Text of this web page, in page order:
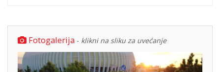
Fotogalerija - klikni na sliku za uvećanje